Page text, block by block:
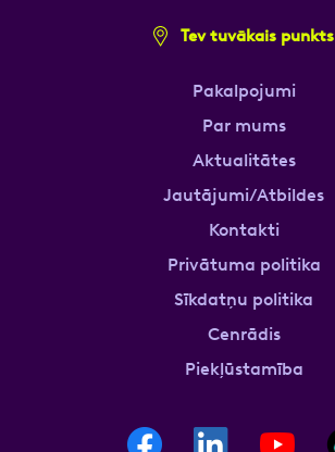
Tev tuvākais punkts
Pakalpojumi
Par mums
Aktualitātes
Jautājumi/Atbildes
Kontakti
Privātuma politika
Sīkdatņu politika
Cenrādis
Piekļūstamība